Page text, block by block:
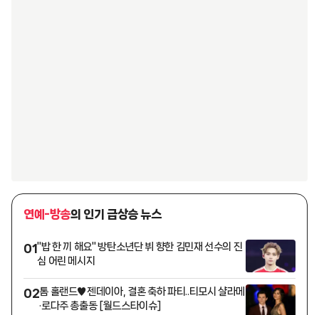
연예-방송의 인기 급상승 뉴스
01"밥 한 끼 해요" 방탄소년단 뷔 향한 김민재 선수의 진
심 어린 메시지
02톰 홀랜드♥젠데이아, 결혼 축하 파티..티모시 샬라메
·로다주 총출동 [월드스타이슈]